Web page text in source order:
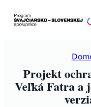
Projekt
Veľká Fatra a